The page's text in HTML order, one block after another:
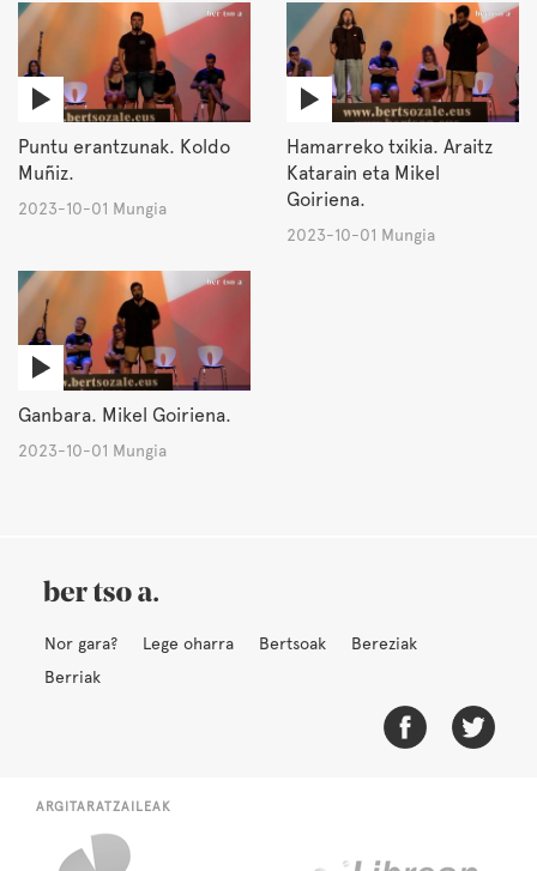
Puntu erantzunak. Koldo
Muñiz.
2023-10-01 Mungia
Hamarreko txikia. Araitz
Katarain eta Mikel
Goiriena.
2023-10-01 Mungia
Ganbara. Mikel Goiriena.
2023-10-01 Mungia
Nor gara? Lege oharra Bertsoak
Bereziak
Berriak
ARGITARATZAILEAK